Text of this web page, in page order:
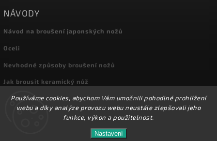
Používáme cookies, abychom Vám umožnili pohodlné prohlížení
webu a díky analýze provozu webu neustále zlepšovali jeho
funkce, výkon a použitelnost.
Nastavení
Přes 8000 nožů a dalšího příslušenství máme skladem
NÁVODY
Návod na broušení japonských nožů
Oceli
Nevhodné způsoby broušení nožů
Jak brousit keramický nůž
Archiv
Kuchyňské nože. Všechna práva vyhrazena.